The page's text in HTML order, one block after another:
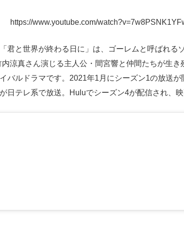
https://www.youtube.com/
君と世界が終わる日に」は、ゴーレムと呼ばれる
内涼真さん演じる主人公・間宮響と仲間たちが生
バルドラマです。2021年1月にシーズン1の放送が
日テレ系で放送。Huluでシーズン4が配信され、映